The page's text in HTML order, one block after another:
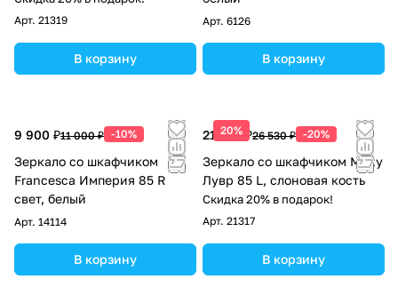
Арт. 21319
В корзину
Арт. 6126
В корзину
9 900 ₽11 000 ₽ -10%
Зеркало со шкафчиком
Francesca Империя 85 R
свет, белый
Арт. 14114
В корзину
20%
21 224 ₽26 530 ₽ -20%
Зеркало со шкафчиком Misty
Лувр 85 L, слоновая кость
Скидка 20% в подарок!
Арт. 21317
В корзину